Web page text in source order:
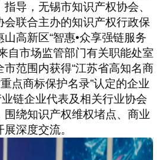
导，无锡市知识产权协会、
会联合主办的知识产权行政保
高新区“智惠•众享强链服务
自市场监管部门有关职能处室
范围内获得“江苏省高知名商
点商标保护名录”认定的企业
链企业代表及相关行业协会
围绕知识产权维权堵点、商业
深度交流。